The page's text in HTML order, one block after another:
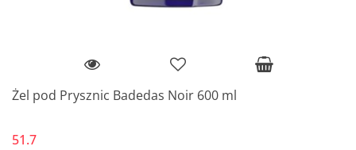
Żel pod Prysznic Badedas Noir 600 ml
51.7